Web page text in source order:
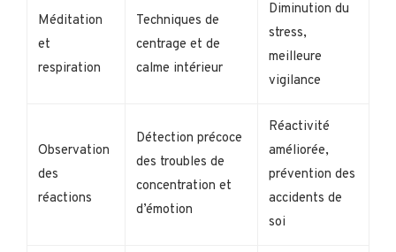
Méditation
et
respiration
Techniques de
centrage et de
calme intérieur
Diminution du
stress,
meilleure
vigilance
Observation
des
réactions
Détection précoce
des troubles de
concentration et
d’émotion
Réactivité
améliorée,
prévention des
accidents de
soi